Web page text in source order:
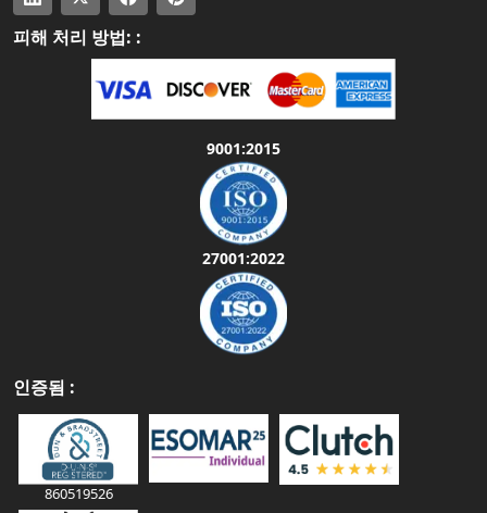
피해 처리 방법: :
9001:2015
27001:2022
인증됨 :
860519526